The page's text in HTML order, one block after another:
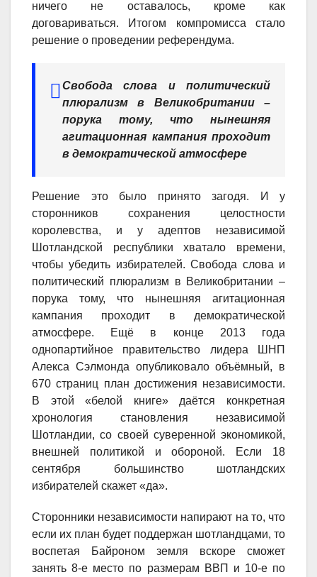
ничего не оставалось, кроме как
договариваться. Итогом компромисса стало
решение о проведении референдума.
Свобода слова и политический
плюрализм в Великобритании –
порука тому, что нынешняя
агитационная кампания проходит
в демократической атмосфере
Решение это было принято загодя. И у
сторонников сохранения целостности
королевства, и у адептов независимой
Шотландской республики хватало времени,
чтобы убедить избирателей. Свобода слова и
политический плюрализм в Великобритании –
порука тому, что нынешняя агитационная
кампания проходит в демократической
атмосфере. Ещё в конце 2013 года
однопартийное правительство лидера ШНП
Алекса Сэлмонда опубликовало объёмный, в
670 страниц план достижения независимости.
В этой «белой книге» даётся конкретная
хронология становления независимой
Шотландии, со своей суверенной экономикой,
внешней политикой и обороной. Если 18
сентября большинство шотландских
избирателей скажет «да».
Сторонники независимости напирают на то, что
если их план будет поддержан шотландцами, то
воспетая Байроном земля вскоре сможет
занять 8-е место по размерам ВВП и 10-е по